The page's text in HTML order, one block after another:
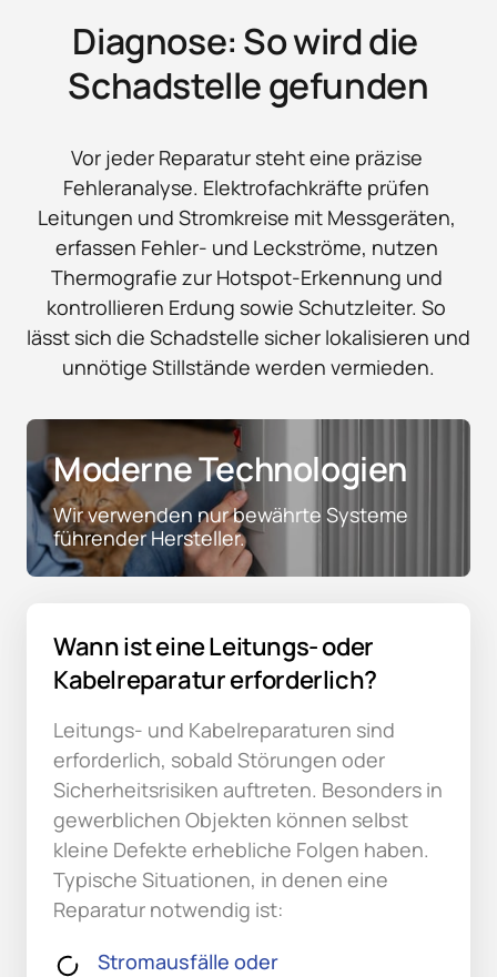
Diagnose: So wird die
Schadstelle gefunden
Vor jeder Reparatur steht eine präzise
Fehleranalyse. Elektrofachkräfte prüfen
Leitungen und Stromkreise mit Messgeräten,
erfassen Fehler- und Leckströme, nutzen
Thermografie zur Hotspot-Erkennung und
kontrollieren Erdung sowie Schutzleiter. So
lässt sich die Schadstelle sicher lokalisieren und
unnötige Stillstände werden vermieden.
Moderne Technologien
Wir verwenden nur bewährte Systeme
führender Hersteller.
Wann ist eine Leitungs- oder
Kabelreparatur erforderlich?
Leitungs- und Kabelreparaturen sind
erforderlich, sobald Störungen oder
Sicherheitsrisiken auftreten. Besonders in
gewerblichen Objekten können selbst
kleine Defekte erhebliche Folgen haben.
Typische Situationen, in denen eine
Reparatur notwendig ist:
Stromausfälle oder